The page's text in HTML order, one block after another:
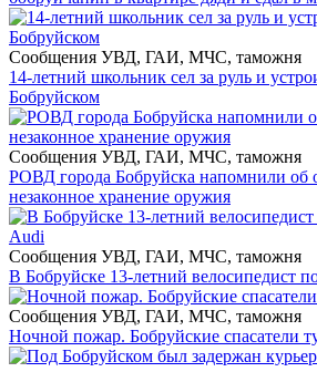
Сообщения УВД, ГАИ, МЧС, таможня
14-летний школьник сел за руль и
Бобруйском
Сообщения УВД, ГАИ, МЧС, таможня
РОВД города Бобруйска напомнили об
незаконное хранение оружия
Сообщения УВД, ГАИ, МЧС, таможня
В Бобруйске 13-летний велосипедист
Сообщения УВД, ГАИ, МЧС, таможня
Ночной пожар. Бобруйские спасатели